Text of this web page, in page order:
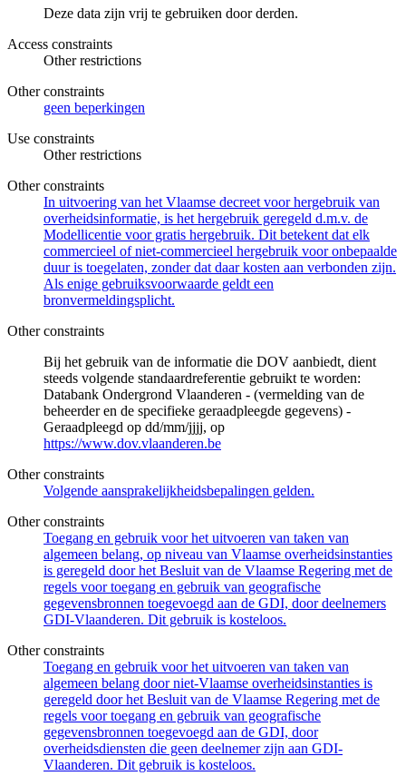
Deze data zijn vrij te gebruiken door derden.
Access constraints
Other restrictions
Other constraints
geen beperkingen
Use constraints
Other restrictions
Other constraints
In uitvoering van het Vlaamse decreet voor hergebruik van
overheidsinformatie, is het hergebruik geregeld d.m.v. de
Modellicentie voor gratis hergebruik. Dit betekent dat elk
commercieel of niet-commercieel hergebruik voor onbepaalde
duur is toegelaten, zonder dat daar kosten aan verbonden zijn.
Als enige gebruiksvoorwaarde geldt een
bronvermeldingsplicht.
Other constraints
Bij het gebruik van de informatie die DOV aanbiedt, dient
steeds volgende standaardreferentie gebruikt te worden:
Databank Ondergrond Vlaanderen - (vermelding van de
beheerder en de specifieke geraadpleegde gegevens) -
Geraadpleegd op dd/mm/jjjj, op
https://www.dov.vlaanderen.be
Other constraints
Volgende aansprakelijkheidsbepalingen gelden.
Other constraints
Toegang en gebruik voor het uitvoeren van taken van
algemeen belang, op niveau van Vlaamse overheidsinstanties
is geregeld door het Besluit van de Vlaamse Regering met de
regels voor toegang en gebruik van geografische
gegevensbronnen toegevoegd aan de GDI, door deelnemers
GDI-Vlaanderen. Dit gebruik is kosteloos.
Other constraints
Toegang en gebruik voor het uitvoeren van taken van
algemeen belang door niet-Vlaamse overheidsinstanties is
geregeld door het Besluit van de Vlaamse Regering met de
regels voor toegang en gebruik van geografische
gegevensbronnen toegevoegd aan de GDI, door
overheidsdiensten die geen deelnemer zijn aan GDI-
Vlaanderen. Dit gebruik is kosteloos.